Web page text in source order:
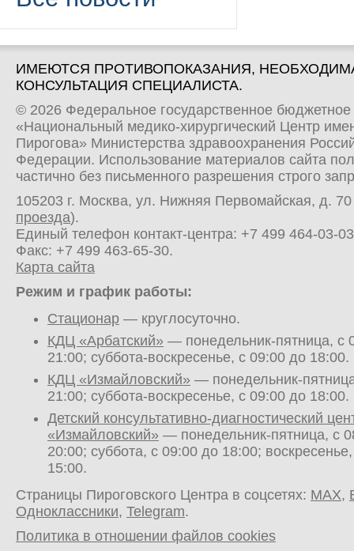
ИМЕЮТСЯ ПРОТИВОПОКАЗАНИЯ,
КОНСУЛЬТАЦИЯ СПЕЦИАЛИСТА.
© 2026 Федеральное государственное
«Национальный медико-хирургический Центр
Пирогова» Министерства здравоохранения
Федерации. Использование материалов сайта
частично без письменного разрешения строго
105203 г. Москва, ул. Нижняя Первомайская, д.
проезда).
Единый телефон контакт-центра: +7 499 464-03-03
Факс: +7 499 463-65-30.
Карта сайта
Режим и график работы:
Стационар — круглосуточно.
КДЦ «Арбатский» — понедельник-пятница, с
21:00; суббота-воскресенье, с 09:00 до 18:00.
КДЦ «Измайловский» — понедельник-
21:00; суббота-воскресенье, с 09:00 до 18:00.
Детский консультативно-диагностический
«Измайловский» — понедельник-пятница, с
20:00; суббота, с 09:00 до 18:00;
15:00.
Страницы Пироговского Центра в соцсетях: MAX,
Одноклассники, Telegram.
Политика в отношении файлов cookies